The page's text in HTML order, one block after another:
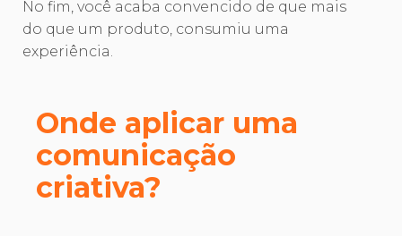
No fim, você acaba convencido de que mais
do que um produto, consumiu uma
experiência.
Onde aplicar uma
comunicação
criativa?